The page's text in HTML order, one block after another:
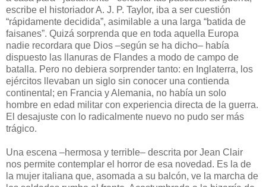
escribe el historiador A. J. P. Taylor, iba a ser cuestión
“rápidamente decidida”, asimilable a una larga “batida de
faisanes”. Quizá sorprenda que en toda aquella Europa
nadie recordara que Dios –según se ha dicho– había
dispuesto las llanuras de Flandes a modo de campo de
batalla. Pero no debiera sorprender tanto: en Inglaterra, los
ejércitos llevaban un siglo sin conocer una contienda
continental; en Francia y Alemania, no había un solo
hombre en edad militar con experiencia directa de la guerra.
El desajuste con lo radicalmente nuevo no pudo ser más
trágico.
Una escena –hermosa y terrible– descrita por Jean Clair
nos permite contemplar el horror de esa novedad. Es la de
la mujer italiana que, asomada a su balcón, ve la marcha de